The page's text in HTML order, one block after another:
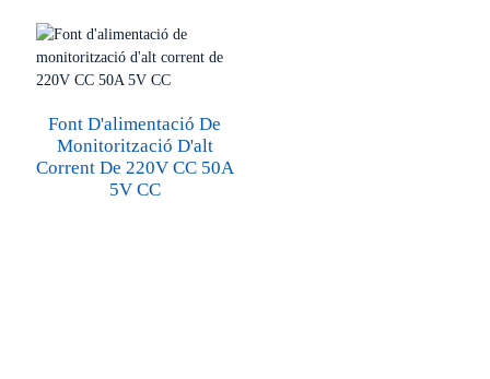
Font D'alimentació De
Monitorització D'alt
Corrent De 220V CC 50A
5V CC